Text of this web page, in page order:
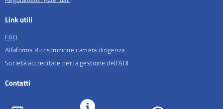
Link utili
FAQ
Alfaforms Ricostruzione carriera dirigenza
Società accreditate per la gestione dell'ADI
Contatti